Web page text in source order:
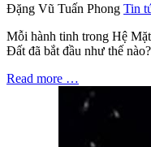
Đặng Vũ Tuấn Phong Tin
Mỗi hành tinh trong Hệ
Đất đã bắt đầu như thế nào?
Read more …